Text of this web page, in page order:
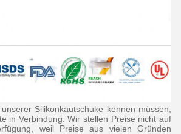
Silikonkautschuke kennen müssen,
in Verbindung. Wir stellen Preise nicht auf
weil Preise aus vielen Gründen